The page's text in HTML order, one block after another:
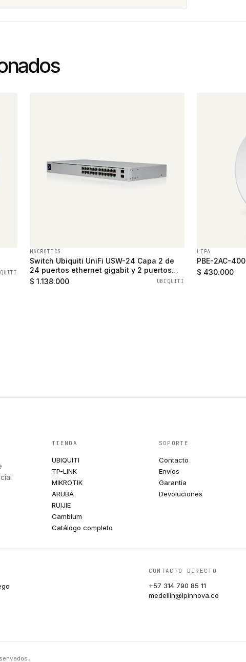
MACROTICS
Switch Ubiquiti UniFi USW-24 Capa 2 de
24 puertos ethernet gigabit y 2 puertos
SFP
$ 1.138.000 UBIQUITI
LEPA
PBE-2AC-400
$ 430.000
TIENDA
UBIQUITI
TP-LINK
MIKROTIK
ARUBA
RUIJIE
Cambium
Catálogo completo
SOPORTE
Contacto
Envíos
Garantía
Devoluciones
CONTACTO DIRECTO
+57 314 790 85 11
medellin@lpinnova.co